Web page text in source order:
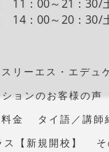
11：00～21：
14：00～20：
リーエス・エデュ
ョンのお客様の声
金 タイ語／講師
【新規開校】